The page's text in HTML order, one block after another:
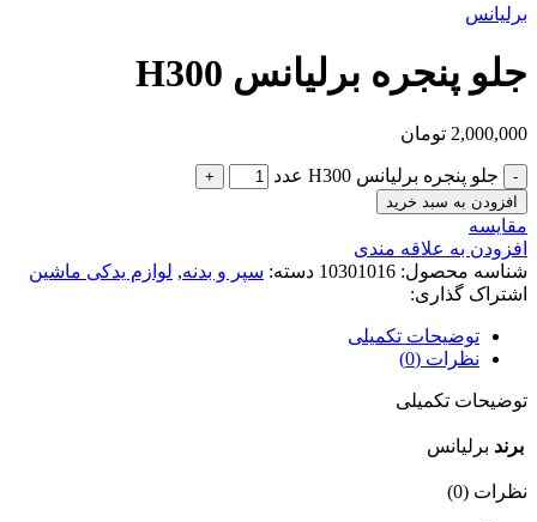
برلیانس
جلو پنجره برلیانس H300
2,000,000 تومان
جلو پنجره برلیانس H300 عدد
افزودن به سبد خرید
مقایسه
افزودن به علاقه مندی
شناسه محصول: 10301016 دسته: سپر و بدنه, لوازم یدکی ماشین
اشتراک گذاری:
توضیحات تکمیلی
نظرات (0)
توضیحات تکمیلی
برند برلیانس
نظرات (0)